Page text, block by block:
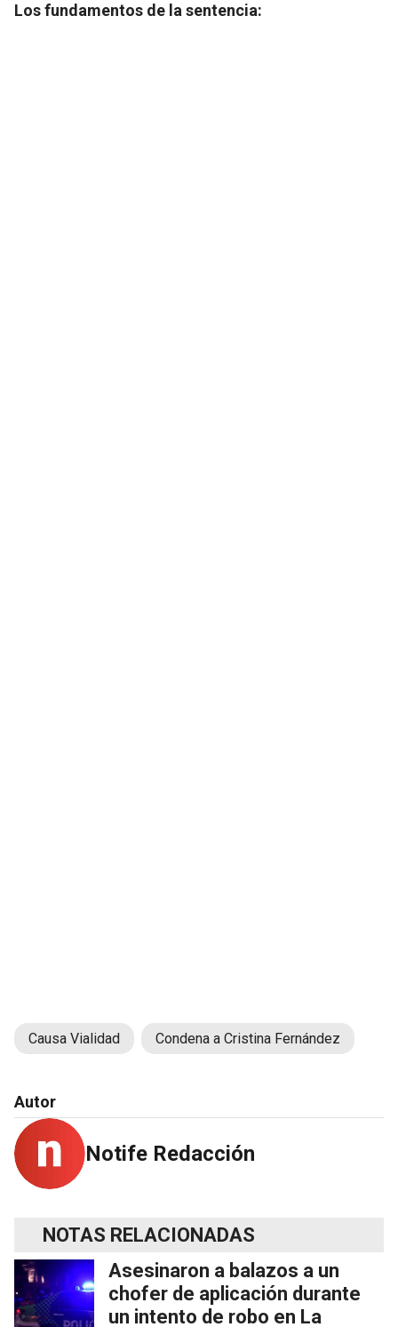
Los fundamentos de la sentencia:
Causa Vialidad Condena a Cristina Fernández
Autor
Notife Redacción
NOTAS RELACIONADAS
Asesinaron a balazos a un
chofer de aplicación durante
un intento de robo en La